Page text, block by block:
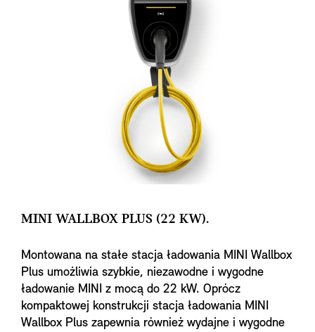
MINI WALLBOX PLUS (22 KW).
Montowana na stałe stacja ładowania MINI Wallbox
Plus umożliwia szybkie, niezawodne i wygodne
ładowanie MINI z mocą do 22 kW. Oprócz
kompaktowej konstrukcji stacja ładowania MINI
Wallbox Plus zapewnia również wydajne i wygodne